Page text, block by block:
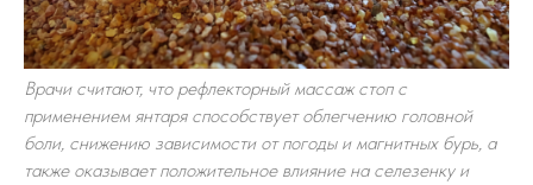
Врачи считают, что рефлекторный массаж стоп с
применением янтаря способствует облегчению головной
боли, снижению зависимости от погоды и магнитных бурь, а
также оказывает положительное влияние на селезенку и